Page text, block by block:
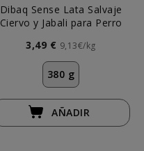
Dibaq Sense Lata Salvaje
Ciervo y Jabali para Perro
3,49 € 9,13€/kg
380 g
AÑADIR